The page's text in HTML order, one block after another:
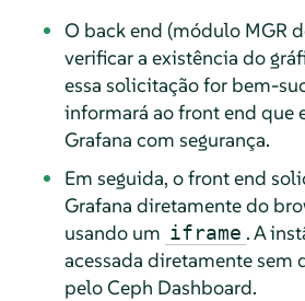
O back end (módulo MGR
verificar a existência do
essa solicitação for bem-
informará ao front end que
Grafana com segurança.
Em seguida, o front end
Grafana diretamente do
usando um iframe . A
acessada diretamente sem
pelo Ceph Dashboard.